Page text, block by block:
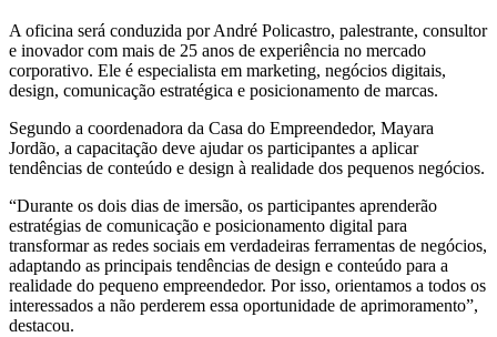
A oficina será conduzida por André Policastro, palestrante, consultor
e inovador com mais de 25 anos de experiência no mercado
corporativo. Ele é especialista em marketing, negócios digitais,
design, comunicação estratégica e posicionamento de marcas.
Segundo a coordenadora da Casa do Empreendedor, Mayara
Jordão, a capacitação deve ajudar os participantes a aplicar
tendências de conteúdo e design à realidade dos pequenos negócios.
“Durante os dois dias de imersão, os participantes aprenderão
estratégias de comunicação e posicionamento digital para
transformar as redes sociais em verdadeiras ferramentas de negócios,
adaptando as principais tendências de design e conteúdo para a
realidade do pequeno empreendedor. Por isso, orientamos a todos os
interessados a não perderem essa oportunidade de aprimoramento”,
destacou.